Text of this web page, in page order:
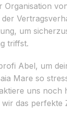
Organisation
um
triffst.
Abel, um
Mare so
uns noch
wir das perfekte